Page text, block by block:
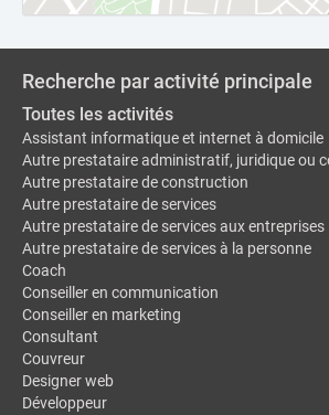
Recherche par activité principale
Toutes les activités
Assistant informatique et internet à domicile
Autre prestataire administratif, juridique ou
Autre prestataire de construction
Autre prestataire de services
Autre prestataire de services aux entreprises
Autre prestataire de services à la personne
Coach
Conseiller en communication
Conseiller en marketing
Consultant
Couvreur
Designer web
Développeur